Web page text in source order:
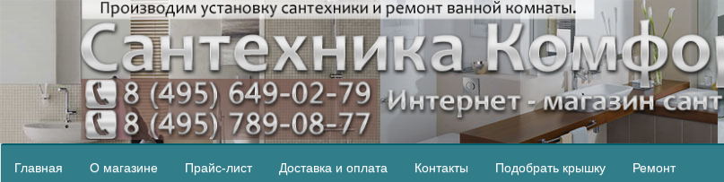
Главная О магазине Прайс-лист Доставка и оплата Контакты Подобрать крышку Ремонт